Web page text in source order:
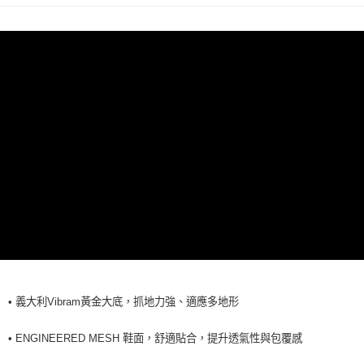
• 義大利Vibram黃金大底，抓地力強、適應多地形
• ENGINEERED MESH 鞋面，舒適貼合，提升透氣性與包覆感